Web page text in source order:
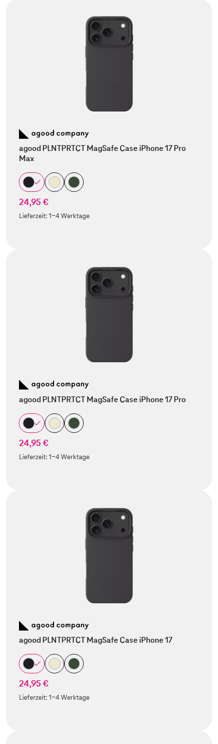
agood PLNTPRTCT MagSafe Case iPhone 17 Pro
Max
24,95 €
Lieferzeit:1-4 Werktage
agood PLNTPRTCT MagSafe Case iPhone 17 Pro
24,95 €
Lieferzeit:1-4 Werktage
agood PLNTPRTCT MagSafe Case iPhone 17
24,95 €
Lieferzeit:1-4 Werktage